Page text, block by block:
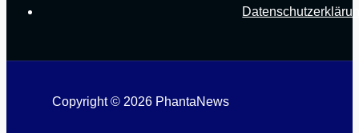
Copyright © 2026 PhantaNews